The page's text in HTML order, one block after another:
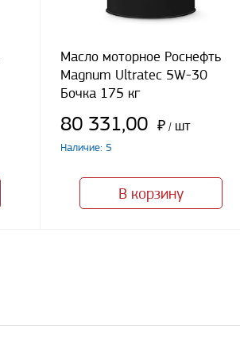
Масло моторное Роснефть
Magnum Ultratec 5W-30
Бочка 175 кг
80 331,00 ₽ / шт
Наличие: 5
В корзину